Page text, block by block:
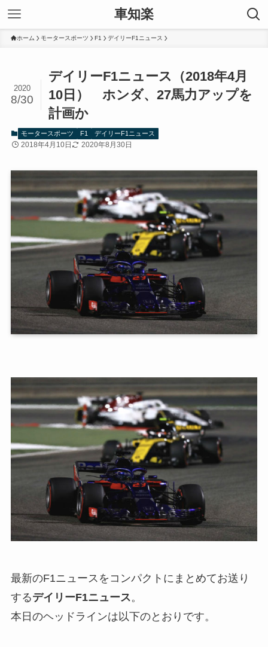
車知楽
ホーム モータースポーツ F1 デイリーF1ニュース
デイリーF1ニュース（2018年4月
10日） ホンダ、27馬力アップを
計画か
2020
8/30
モータースポーツ F1 デイリーF1ニュース
2018年4月10日 2020年8月30日
最新のF1ニュースをコンパクトにまとめてお送り
するデイリーF1ニュース。
本日のヘッドラインは以下のとおりです。